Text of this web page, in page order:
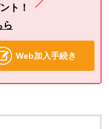
ト！
ら
Web加入手続き